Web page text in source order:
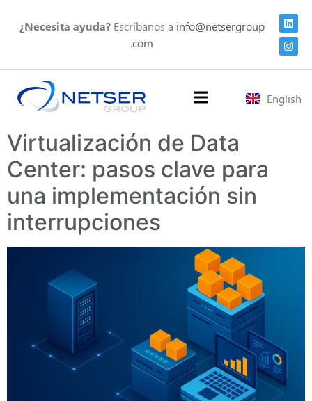
¿Necesita ayuda?Escríbanos a info@netsergroup
.com
English
Virtualización de Data
Center: pasos clave para
una implementación sin
interrupciones